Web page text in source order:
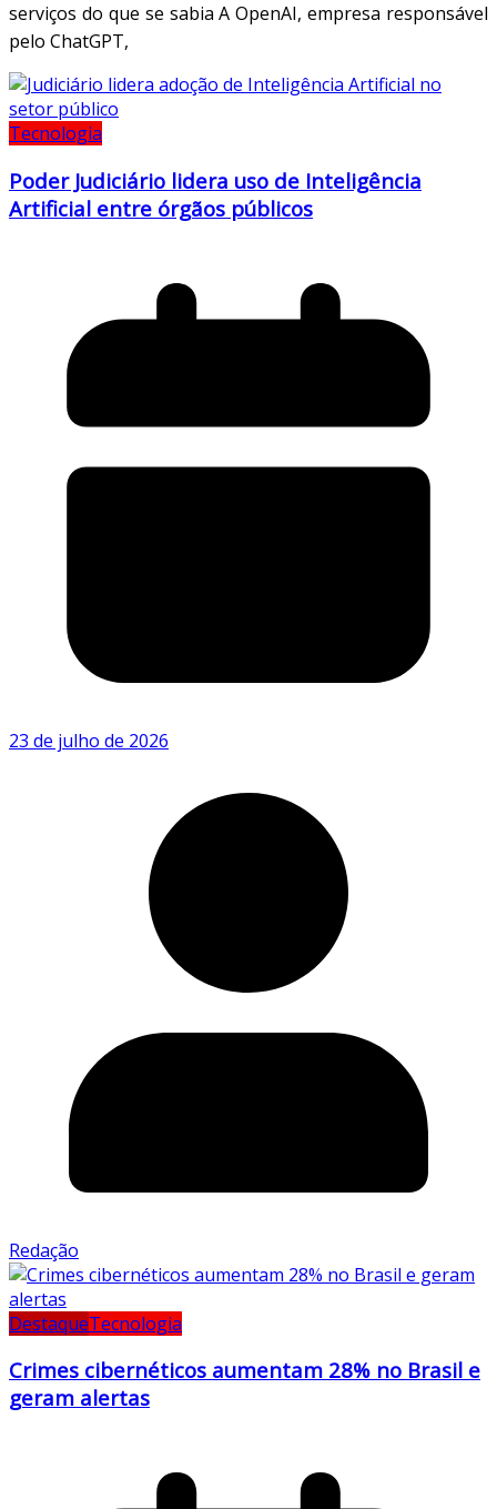
serviços do que se sabia A OpenAI, empresa responsável
pelo ChatGPT,
Tecnologia
Poder Judiciário lidera uso de Inteligência
Artificial entre órgãos públicos
23 de julho de 2026
Redação
DestaqueTecnologia
Crimes cibernéticos aumentam 28% no Brasil e
geram alertas